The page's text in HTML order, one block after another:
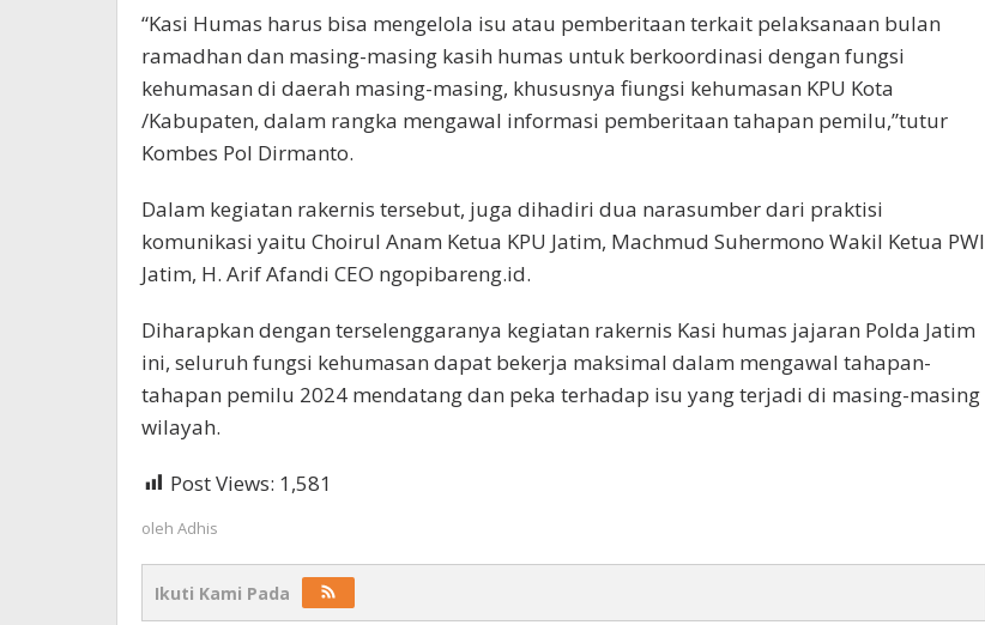
“Kasi Humas harus bisa mengelola isu atau pemberitaan terkait pelaksanaan bulan
ramadhan dan masing-masing kasih humas untuk berkoordinasi dengan fungsi
kehumasan di daerah masing-masing, khususnya fiungsi kehumasan KPU Kota
/Kabupaten, dalam rangka mengawal informasi pemberitaan tahapan pemilu,”tutur
Kombes Pol Dirmanto.
Dalam kegiatan rakernis tersebut, juga dihadiri dua narasumber dari praktisi
komunikasi yaitu Choirul Anam Ketua KPU Jatim, Machmud Suhermono Wakil Ketua PWI
Jatim, H. Arif Afandi CEO ngopibareng.id.
Diharapkan dengan terselenggaranya kegiatan rakernis Kasi humas jajaran Polda Jatim
ini, seluruh fungsi kehumasan dapat bekerja maksimal dalam mengawal tahapan-
tahapan pemilu 2024 mendatang dan peka terhadap isu yang terjadi di masing-masing
wilayah.
Post Views: 1,581
oleh Adhis
Ikuti Kami Pada